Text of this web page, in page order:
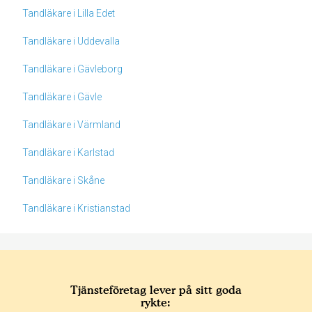
Tandläkare i Lilla Edet
Tandläkare i Uddevalla
Tandläkare i Gävleborg
Tandläkare i Gävle
Tandläkare i Värmland
Tandläkare i Karlstad
Tandläkare i Skåne
Tandläkare i Kristianstad
Tjänsteföretag lever på sitt goda
rykte: